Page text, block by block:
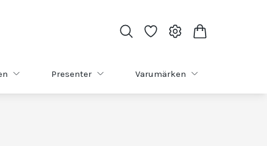
Presenter Varumärken